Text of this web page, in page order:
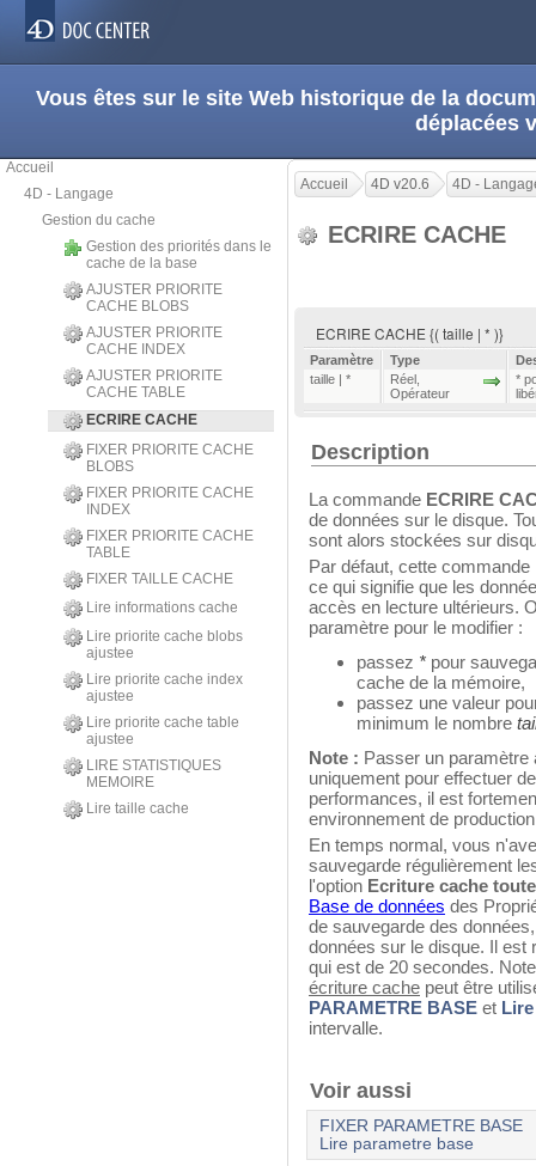
Vous êtes sur le site Web historique de la
déplacées
Accueil
4D - Langage
Gestion du cache
Gestion des priorités dans le
cache de la base
AJUSTER PRIORITE
CACHE BLOBS
AJUSTER PRIORITE
CACHE INDEX
AJUSTER PRIORITE
CACHE TABLE
ECRIRE CACHE
FIXER PRIORITE CACHE
BLOBS
FIXER PRIORITE CACHE
INDEX
FIXER PRIORITE CACHE
TABLE
FIXER TAILLE CACHE
Lire informations cache
Lire priorite cache blobs
ajustee
Lire priorite cache index
ajustee
Lire priorite cache table
ajustee
LIRE STATISTIQUES
MEMOIRE
Lire taille cache
Accueil 4D v20.6 4D -
ECRIRE CACHE
ECRIRE CACHE {( taille | * )}
Paramètre Type
taille | *
Réel
Opérateur
*
Description
La commande ECRIRE
de données sur le disque.
sont alors stockées sur
Par défaut, cette
ce qui signifie que les
accès en lecture ultérieurs.
paramètre pour le modifier :
passez * pour
cache de la mémoire,
passez une valeur
minimum le nombre
Note : Passer un
uniquement pour effectuer
performances, il est
environnement de
En temps normal, vous
sauvegarde régulièrement
l'option Ecriture cache
Base de données des
de sauvegarde des
données sur le disque. Il est
qui est de 20 secondes.
écriture cache peut être
PARAMETRE BASE et
intervalle.
Voir aussi
FIXER PARAMETRE BASE
Lire parametre base